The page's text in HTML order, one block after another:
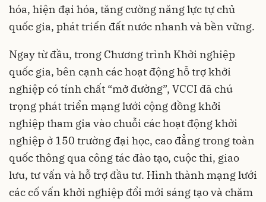
hóa, hiện đại hóa, tăng cường năng lực tự chủ
quốc gia, phát triển đất nước nhanh và bền vững.
Ngay từ đầu, trong Chương trình Khởi nghiệp
quốc gia, bên cạnh các hoạt động hỗ trợ khởi
nghiệp có tính chất “mở đường”, VCCI đã chú
trọng phát triển mạng lưới cộng đồng khởi
nghiệp tham gia vào chuỗi các hoạt động khởi
nghiệp ở 150 trường đại học, cao đẳng trong toàn
quốc thông qua công tác đào tạo, cuộc thi, giao
lưu, tư vấn và hỗ trợ đầu tư. Hình thành mạng lưới
các cố vấn khởi nghiệp đổi mới sáng tạo và chăm